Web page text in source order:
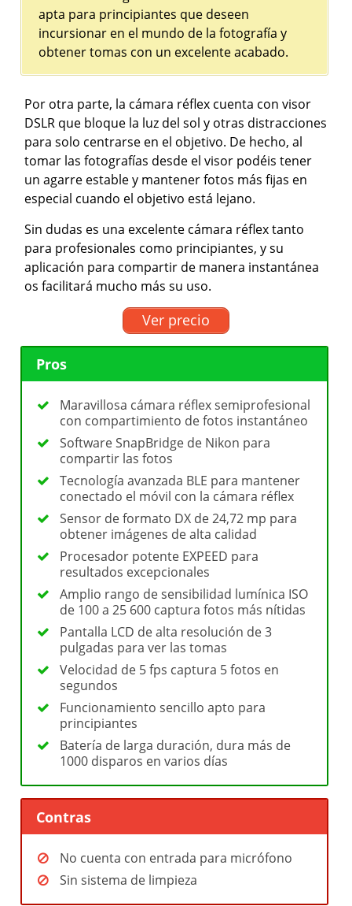
apta para principiantes que deseen
incursionar en el mundo de la fotografía y
obtener tomas con un excelente acabado.
Por otra parte, la cámara réflex cuenta con visor
DSLR que bloque la luz del sol y otras distracciones
para solo centrarse en el objetivo. De hecho, al
tomar las fotografías desde el visor podéis tener
un agarre estable y mantener fotos más fijas en
especial cuando el objetivo está lejano.
Sin dudas es una excelente cámara réflex tanto
para profesionales como principiantes, y su
aplicación para compartir de manera instantánea
os facilitará mucho más su uso.
Ver precio
Pros
Maravillosa cámara réflex semiprofesional
con compartimiento de fotos instantáneo
Software SnapBridge de Nikon para
compartir las fotos
Tecnología avanzada BLE para mantener
conectado el móvil con la cámara réflex
Sensor de formato DX de 24,72 mp para
obtener imágenes de alta calidad
Procesador potente EXPEED para
resultados excepcionales
Amplio rango de sensibilidad lumínica ISO
de 100 a 25 600 captura fotos más nítidas
Pantalla LCD de alta resolución de 3
pulgadas para ver las tomas
Velocidad de 5 fps captura 5 fotos en
segundos
Funcionamiento sencillo apto para
principiantes
Batería de larga duración, dura más de
1000 disparos en varios días
Contras
No cuenta con entrada para micrófono
Sin sistema de limpieza